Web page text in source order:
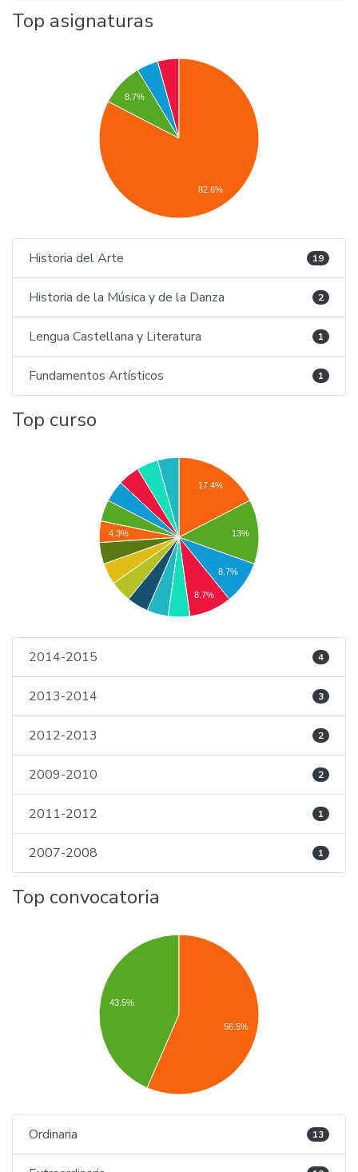
Top asignaturas
8.7%
82.6%
Historia del Arte 19
Historia de la Música y de la Danza 2
Lengua Castellana y Literatura 1
Fundamentos Artísticos 1
Top curso
17.4%
13%
8.7%
8.7%
4.3%
2014-2015 4
2013-2014 3
2012-2013 2
2009-2010 2
2011-2012 1
2007-2008 1
Top convocatoria
43.5%
56.5%
Ordinaria 13